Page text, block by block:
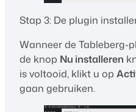
Stap 3: De plugin
Wanneer de Tableberg-
de knop Nu installeren
is voltooid, klikt u op
gaan gebruiken.